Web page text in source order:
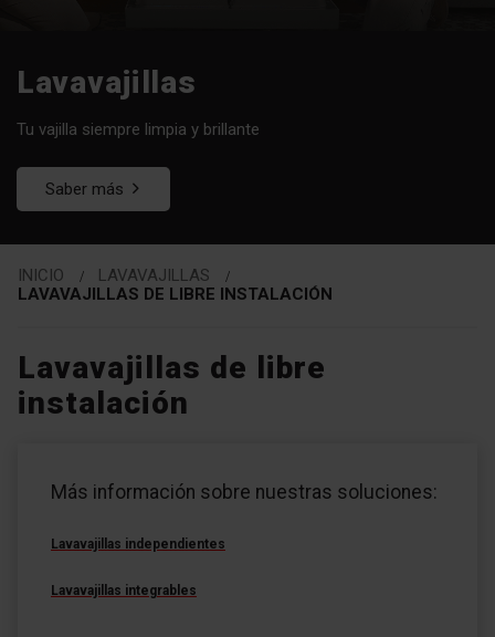
Lavavajillas
Tu vajilla siempre limpia y brillante
Saber más
INICIO
LAVAVAJILLAS
LAVAVAJILLAS DE LIBRE INSTALACIÓN
Lavavajillas de libre
instalación
FilternMás información sobre nuestras soluciones:
Lavavajillas independientes
Lavavajillas integrables
Produkten